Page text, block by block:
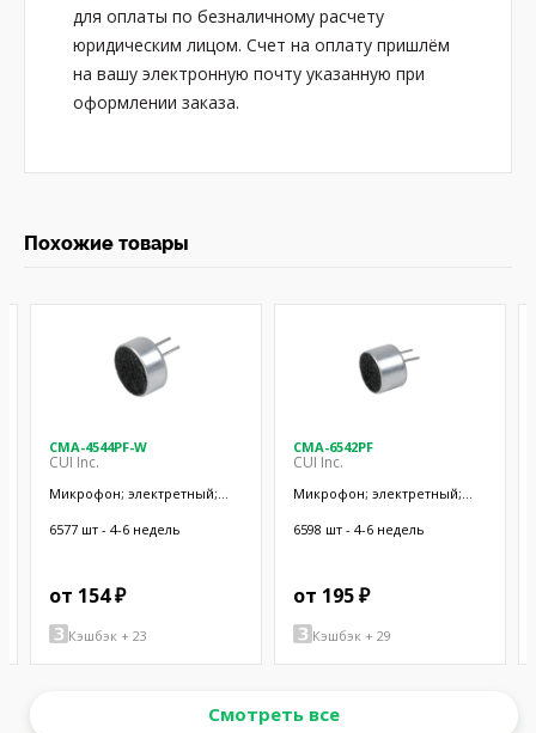
для оплаты по безналичному расчету
юридическим лицом. Счет на оплату пришлём
на вашу электронную почту указанную при
оформлении заказа.
Похожие товары
CMA-4544PF-W
CUI Inc.
Микрофон; электретный;
Ø9,7x4,5мм; SMT
6577 шт - 4-6 недель
от 154 ₽
Кэшбэк + 23
CMA-6542PF
CUI Inc.
Микрофон; электретный;
Ø9,4x6,5мм; SMT
6598 шт - 4-6 недель
от 195 ₽
Кэшбэк + 29
Смотреть все